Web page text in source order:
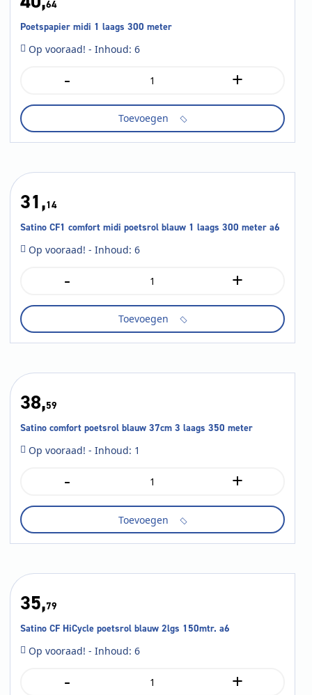
64
Poetspapier midi 1 laags 300 meter
Op vooraad! - Inhoud: 6
-
Poetspapier
1
300
meter
+
Toevoegen
31,14
Satino CF1 comfort midi poetsrol blauw 1 laags 300 meter a6
Op vooraad! - Inhoud: 6
-
comfort
poetsrol
blauw
laags
meter
a6
aantal
+
Toevoegen
38,59
Satino comfort poetsrol blauw 37cm 3 laags 350 meter
Op vooraad! - Inhoud: 1
-
poetsrol
37cm
3
350
aantal
+
Toevoegen
35,79
Satino CF HiCycle poetsrol blauw 2lgs 150mtr. a6
Op vooraad! - Inhoud: 6
- +